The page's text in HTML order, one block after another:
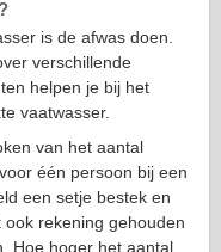
is de afwas doen.
verschillende
helpen je bij het
vaatwasser.
van het aantal
één persoon bij een
een setje bestek en
rekening gehouden
Hoe hoger het aantal